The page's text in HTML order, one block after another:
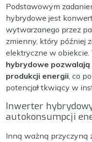
Podstawowym
hybrydowe jest
wytwarzanego przez
zmienny, który później
elektryczne w obiekcie.
hybrydowe
produkcji energii, co
potencjał tkwiący w
Inwerter
autokonsumpcji
Inną ważną przyczyną